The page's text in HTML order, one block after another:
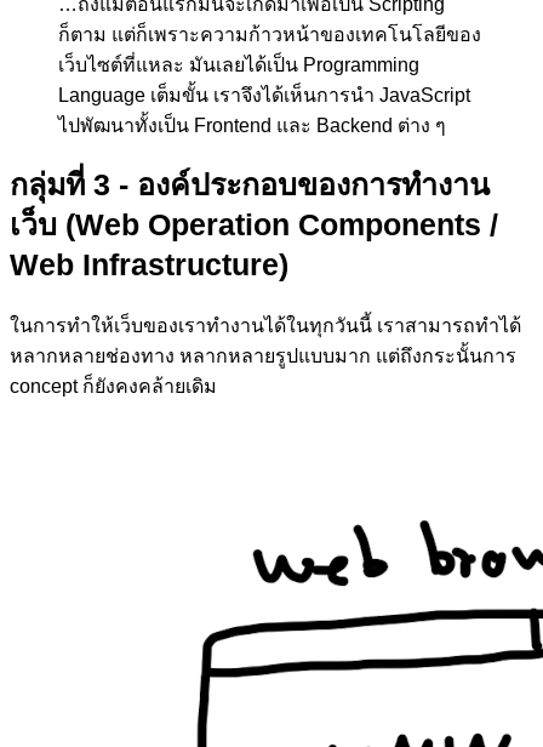
ก็ตาม แต่ก็เพราะความก้าวหน้าของเทคโนโลยีของ
เว็บไซต์ที่แหละ มันเลยได้เป็น Programming
Language เต็มขั้น เราจึงได้เห็นการนำ JavaScript
ไปพัฒนาทั้งเป็น Frontend และ Backend ต่าง ๆ
กลุ่มที่ 3 - องค์ประกอบของการทำงาน
เว็บ (Web Operation Components /
Web Infrastructure)
ในการทำให้เว็บของเราทำงานได้ในทุกวันนี้ เราสามารถทำได้
หลากหลายช่องทาง หลากหลายรูปแบบมาก แต่ถึงกระนั้นการ
concept ก็ยังคงคล้ายเดิม